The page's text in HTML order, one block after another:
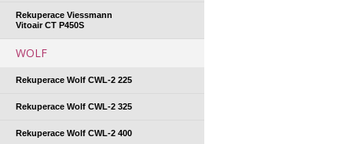
Rekuperace Viessmann
Vitoair CT P450S
WOLF
Rekuperace Wolf CWL-2 225
Rekuperace Wolf CWL-2 325
Rekuperace Wolf CWL-2 400